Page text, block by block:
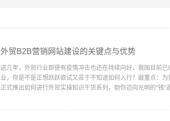
外贸B2B营销网站建设的关键点与优势
这几年，外贸行业即使有疫情冲击也还在持续向好，我国目前
业，你是不是正想跃跃欲试又苦于不知道如何入行？敲重点：
正式推出如何进行外贸实操知识干货系列，助你迈向光明的“钱